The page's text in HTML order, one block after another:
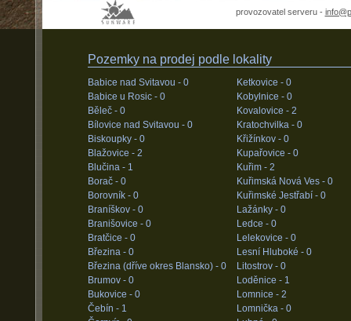
provozovatel serveru -
Pozemky na prodej podle lokality
Babice nad Svitavou - 0
Babice u Rosic - 0
Běleč - 0
Bílovice nad Svitavou - 0
Biskoupky - 0
Blažovice - 2
Blučina - 1
Borač - 0
Borovník - 0
Braníškov - 0
Branišovice - 0
Bratčice - 0
Březina - 0
Březina (dříve okres Blansko) - 0
Brumov - 0
Bukovice - 0
Čebín - 1
Ketkovice - 0
Kobylnice - 0
Kovalovice - 2
Kratochvilka - 0
Křižínkov - 0
Kupařovice - 0
Kuřim - 2
Kuřimská Nová Ves - 0
Kuřimské Jestřabí - 0
Lažánky - 0
Ledce - 0
Lelekovice - 0
Lesní Hluboké - 0
Litostrov - 0
Loděnice - 1
Lomnice - 2
Lomnička - 0